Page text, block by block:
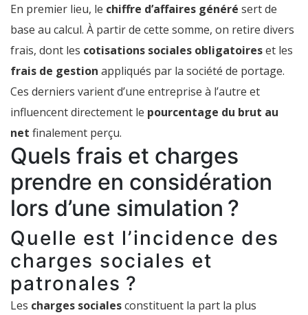
En premier lieu, le chiffre d’affaires généré sert de
base au calcul. À partir de cette somme, on retire divers
frais, dont les cotisations sociales obligatoireset les
frais de gestion appliqués par la société de portage.
Ces derniers varient d’une entreprise à l’autre et
influencent directement le pourcentage du brut au
net finalement perçu.
Quels frais et charges
prendre en considération
lors d’une simulation ?
Quelle est l’incidence des
charges sociales et
patronales ?
Les charges socialesconstituent la part la plus